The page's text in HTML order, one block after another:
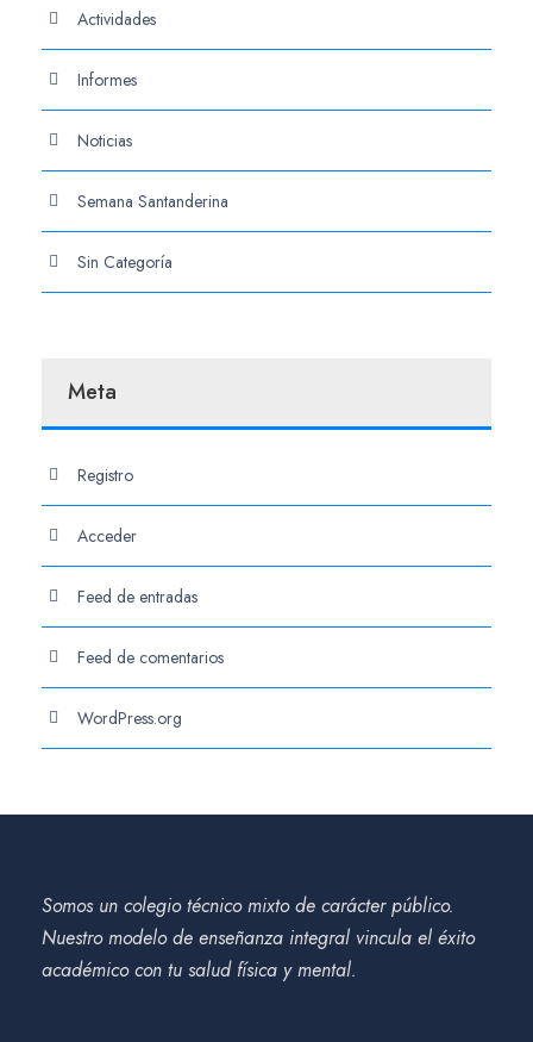
Actividades
Informes
Noticias
Semana Santanderina
Sin Categoría
Meta
Registro
Acceder
Feed de entradas
Feed de comentarios
WordPress.org
Somos un colegio técnico mixto de carácter público.
Nuestro modelo de enseñanza integral vincula el éxito
académico con tu salud física y mental.